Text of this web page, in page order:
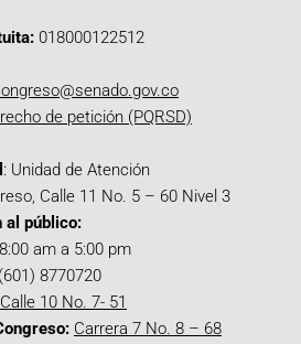
018000122512
de petición (PQRSD)
: Unidad de Atención
Calle 11 No. 5 – 60 Nivel 3
al público:
am a 5:00 pm
8770720
Calle 10 No. 7- 51
Carrera 7 No. 8 – 68